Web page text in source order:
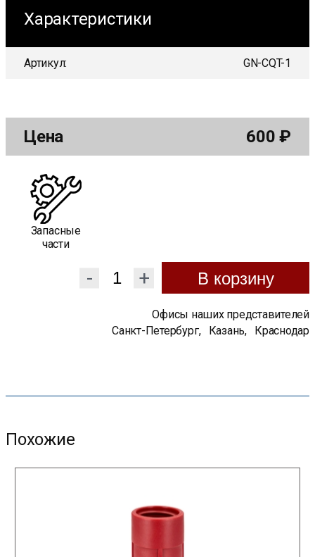
Характеристики
Артикул: GN-CQT-1
Цена 600₽
Запасные
части
- + В корзину
Офисы наших представителей
Санкт-Петербург, Казань, Краснодар
Похожие